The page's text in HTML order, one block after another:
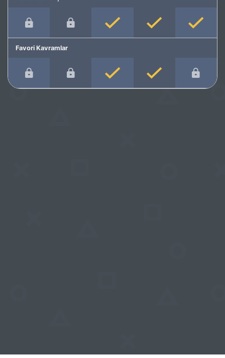
Favori Kavramlar